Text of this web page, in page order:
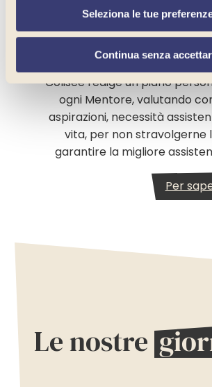
l’apposito comando “
Continua senza
altri strumenti di tracciamento diversi
Seleziona le tue
Continua senza
di vita.
Colisée redige un piano
ogni Mentore, valutando
aspirazioni, necessità
vita, per non stravolgerne
garantire la migliore
Per
Le nostre